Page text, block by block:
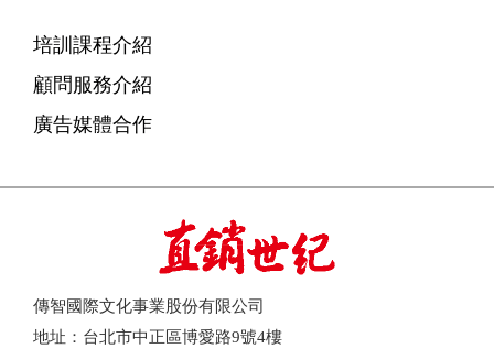
培訓課程介紹
顧問服務介紹
廣告媒體合作
傳智國際文化事業股份有限公司
地址：台北市中正區博愛路9號4樓